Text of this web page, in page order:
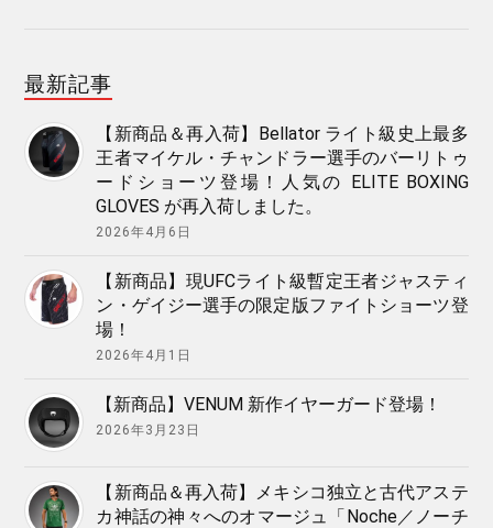
最新記事
【新商品＆再入荷】Bellator ライト級史上最多
王者マイケル・チャンドラー選手のバーリトゥ
ードショーツ登場！人気の ELITE BOXING
GLOVES が再入荷しました。
2026年4月6日
【新商品】現UFCライト級暫定王者ジャスティ
ン・ゲイジー選手の限定版ファイトショーツ登
場！
2026年4月1日
【新商品】VENUM 新作イヤーガード登場！
2026年3月23日
【新商品＆再入荷】メキシコ独立と古代アステ
カ神話の神々へのオマージュ「Noche／ノーチ